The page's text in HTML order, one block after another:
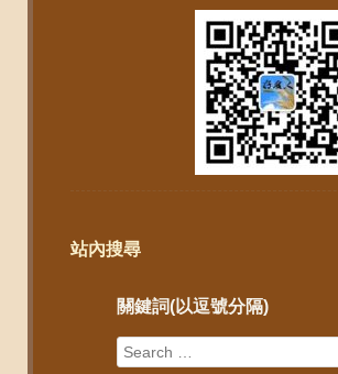
站內搜尋
關鍵詞(以逗號分隔)